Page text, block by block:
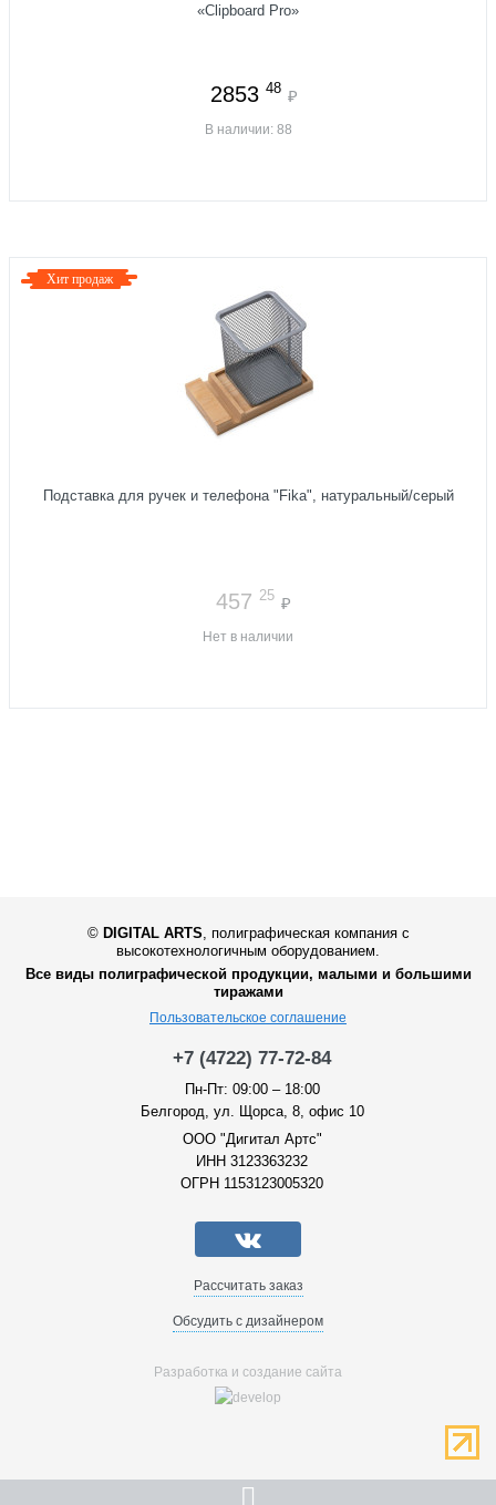
«Clipboard Pro»
2853 48 ₽
В наличии: 88
Хит продаж
Подставка для ручек и телефона "Fika", натуральный/серый
457 25 ₽
Нет в наличии
© DIGITAL ARTS
полиграфическая компания с
высокотехнологичным оборудованием.
Все виды полиграфической продукции, малыми и большими
тиражами
Пользовательское соглашение
+7 (4722) 77-72-84
Пн-Пт: 09:00 – 18:00
Белгород, ул. Щорса, 8, офис 10
ООО "Дигитал Артс"
ИНН 3123363232
ОГРН 1153123005320
Рассчитать заказ
Обсудить с дизайнером
Разработка и создание сайта
